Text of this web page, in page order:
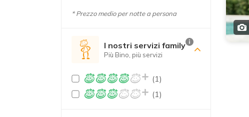
* Prezzo medio per notte a persona
I nostri servizi family
Più Bino, più servizi
(1)
(1)